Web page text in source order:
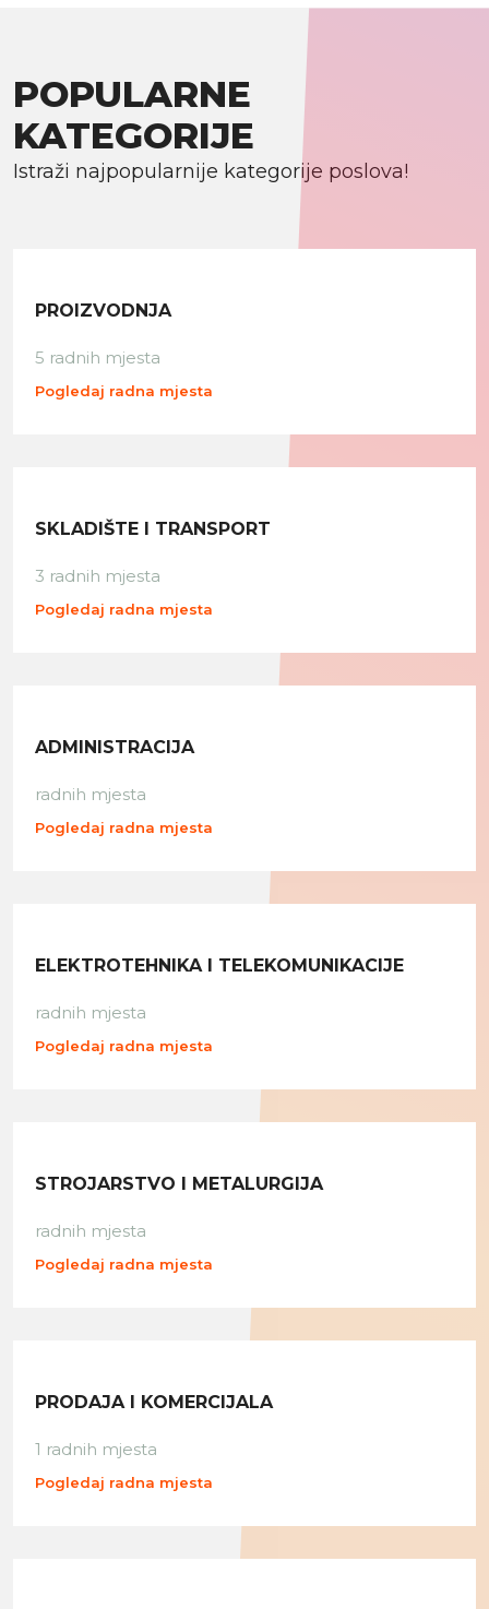
POPULARNE
KATEGORIJE
Istraži najpopularnije kategorije poslova!
PROIZVODNJA
5 radnih mjesta
Pogledaj radna mjesta
SKLADIŠTE I TRANSPORT
3 radnih mjesta
Pogledaj radna mjesta
ADMINISTRACIJA
radnih mjesta
Pogledaj radna mjesta
ELEKTROTEHNIKA I TELEKOMUNIKACIJE
radnih mjesta
Pogledaj radna mjesta
STROJARSTVO I METALURGIJA
radnih mjesta
Pogledaj radna mjesta
PRODAJA I KOMERCIJALA
1 radnih mjesta
Pogledaj radna mjesta